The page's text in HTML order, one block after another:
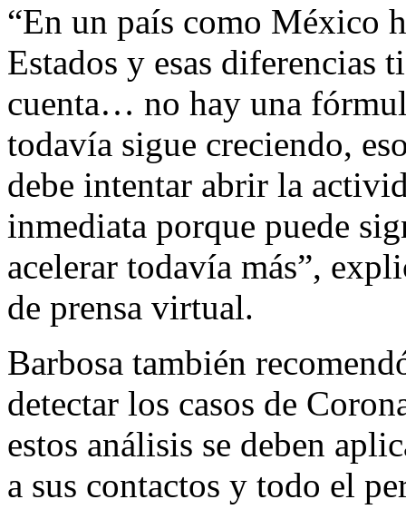
“En un país como México
Estados y esas diferencias
cuenta… no hay una
todavía sigue creciendo,
debe intentar abrir la
inmediata porque puede
acelerar todavía más”,
de prensa virtual.
Barbosa también
detectar los casos de
estos análisis se deben
a sus contactos y todo el